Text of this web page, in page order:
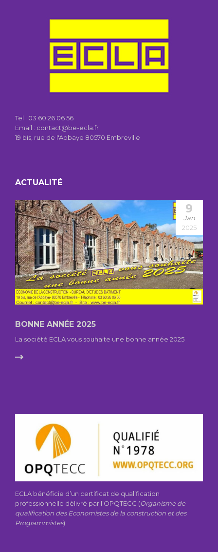
Tel : 03 60 26 06 56
Email : contact@be-ecla.fr
19 bis, rue de l'Abbaye 80570 Embreville
ACTUALITÉ
9
Jan
2025
BONNE ANNÉE 2025
La société ECLA vous souhaite une bonne année 2025
ECLA bénéficie d’un certificat de qualification
professionnelle délivré par l’OPQTECC (Organisme de
qualification des Economistes de la construction et des
Programmistes).